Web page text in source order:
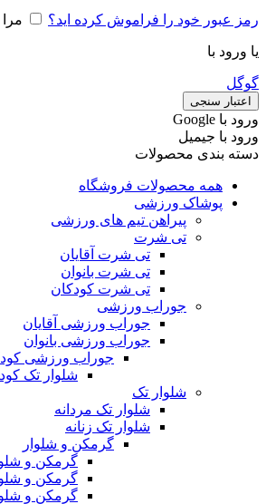
رمز عبور خود را فراموش کرده اید؟
یا ورود با
گوگل
اعتبار سنجی
ورود با ‫Google
ورود با جیمیل
دسته بندی محصولات
همه محصولات فروشگاه
پوشاک ورزشی
پیراهن تیم های ورزشی
تی شرت
تی شرت آقایان
تی شرت بانوان
تی شرت کودکان
جوراب ورزشی
جوراب ورزشی آقایان
جوراب ورزشی بانوان
جوراب ورزشی
شلوار تک
شلوار تک
شلوار تک مردانه
شلوار تک زنانه
گرمکن و شلوار
گرمکن و
گرمکن و
گرمکن و